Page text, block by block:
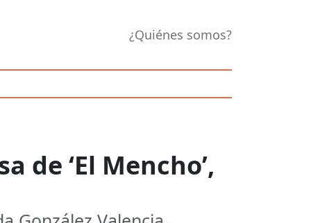
¿Quiénes somos?
de ‘El Mencho’,